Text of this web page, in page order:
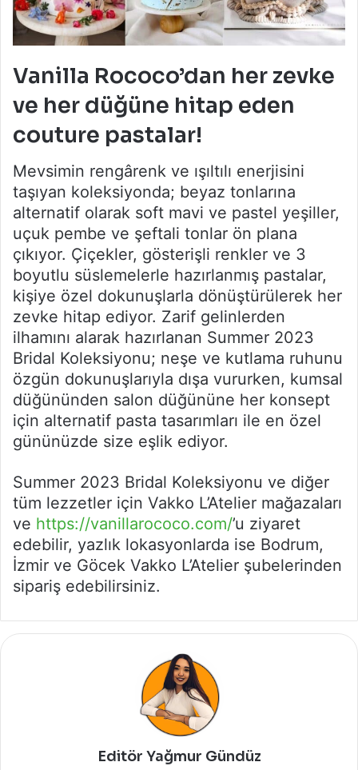
Vanilla Rococo’dan her zevke
ve her düğüne hitap eden
couture pastalar!
Mevsimin rengârenk ve ışıltılı enerjisini
taşıyan koleksiyonda; beyaz tonlarına
alternatif olarak soft mavi ve pastel yeşiller,
uçuk pembe ve şeftali tonlar ön plana
çıkıyor. Çiçekler, gösterişli renkler ve 3
boyutlu süslemelerle hazırlanmış pastalar,
kişiye özel dokunuşlarla dönüştürülerek her
zevke hitap ediyor. Zarif gelinlerden
ilhamını alarak hazırlanan Summer 2023
Bridal Koleksiyonu; neşe ve kutlama ruhunu
özgün dokunuşlarıyla dışa vururken, kumsal
düğününden salon düğününe her konsept
için alternatif pasta tasarımları ile en özel
gününüzde size eşlik ediyor.
Summer 2023 Bridal Koleksiyonu ve diğer
tüm lezzetler için Vakko L’Atelier mağazaları
ve https://vanillarococo.com/’u ziyaret
edebilir, yazlık lokasyonlarda ise Bodrum,
İzmir ve Göcek Vakko L’Atelier şubelerinden
sipariş edebilirsiniz.
Editör Yağmur Gündüz